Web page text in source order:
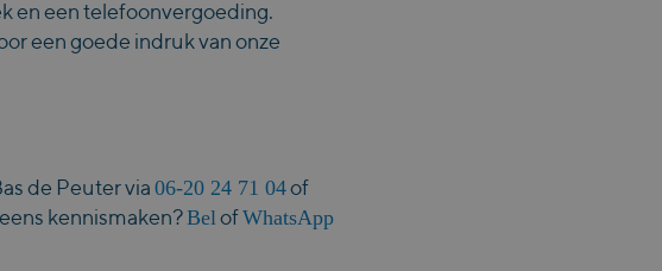
en een telefoonvergoeding.
een goede indruk van onze
de Peuter via 06-20 24 71 04of
kennismaken?Belof WhatsApp